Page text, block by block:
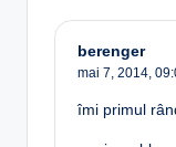
berenger
mai 7, 2014,
îmi primul